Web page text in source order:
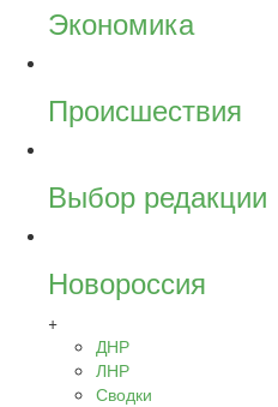
Экономика
Происшествия
Выбор редакции
Новороссия
+
ДНР
ЛНР
Сводки